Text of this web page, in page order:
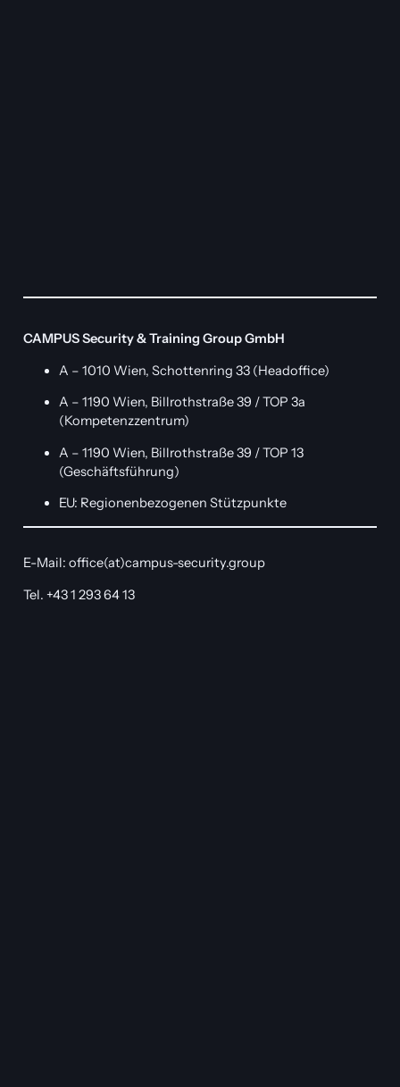
CAMPUS Security & Training Group GmbH
A – 1010 Wien, Schottenring 33 (Headoffice)
A – 1190 Wien, Billrothstraße 39 / TOP 3a
(Kompetenzzentrum)
A – 1190 Wien, Billrothstraße 39 / TOP 13
(Geschäftsführung)
EU: Regionenbezogenen Stützpunkte
E-Mail: office(at)campus-security.group
Tel. +43 1 293 64 13